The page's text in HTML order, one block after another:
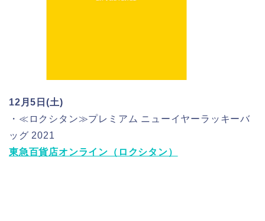
12月5日(土)
・≪ロクシタン≫プレミアム ニューイヤーラッキーバ
ッグ 2021
東急百貨店オンライン（ロクシタン）